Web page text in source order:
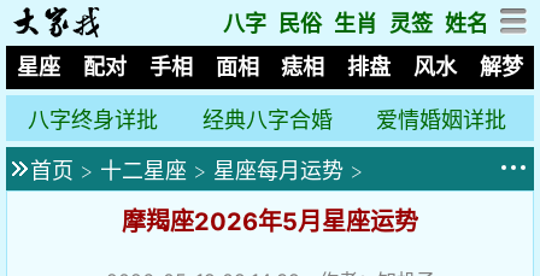
八字 民俗 生肖 灵签 姓名
星座
配对 手相 面相 痣相 排盘 风水 解梦
八字终身详批 经典八字合婚
爱情婚姻详批
首页 > 十二星座 > 星座每月运势 >
摩羯座2026年5月星座运势